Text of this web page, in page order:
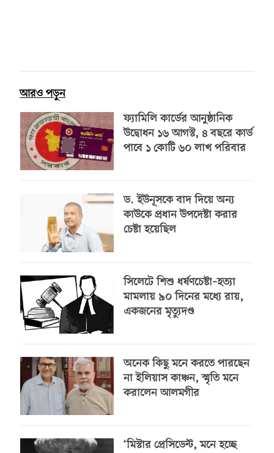
আরও পড়ুন
ফ্যামিলি কার্ডের আনুষ্ঠানিক
উদ্বোধন ১৬ আগস্ট, ৪ বছরে কার্ড
পাবে ১ কোটি ৬০ লাখ পরিবার
ড. ইউনূসকে বাদ দিয়ে অন্য
কাউকে প্রধান উপদেষ্টা করার
চেষ্টা হয়েছিল
সিলেটে শিশু ধর্ষণচেষ্টা–হত্যা
মামলায় ৯০ দিনের মধ্যে রায়,
একজনের মৃত্যুদণ্ড
অনেক কিছু মনে করতে পারছেন
না ইলিয়াস কাঞ্চন, স্মৃতি মনে
করালেন আলমগীর
‘মিস্টার প্রেসিডেন্ট, মনে হচ্ছে